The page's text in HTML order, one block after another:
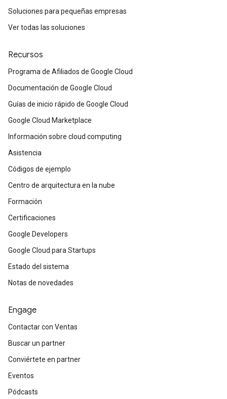
Soluciones para pequeñas empresas
Ver todas las soluciones
Recursos
Programa de Afiliados de Google Cloud
Documentación de Google Cloud
Guías de inicio rápido de Google Cloud
Google Cloud Marketplace
Información sobre cloud computing
Asistencia
Códigos de ejemplo
Centro de arquitectura en la nube
Formación
Certificaciones
Google Developers
Google Cloud para Startups
Estado del sistema
Notas de novedades
Engage
Contactar con Ventas
Buscar un partner
Conviértete en partner
Eventos
Pódcasts